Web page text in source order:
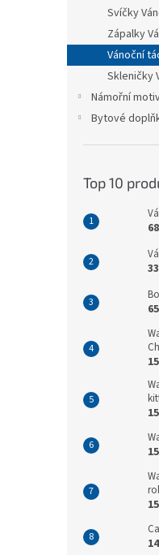
Svíčky
Zápalky
Vánoční
Skleničky
Námořní
Bytové
Top 10